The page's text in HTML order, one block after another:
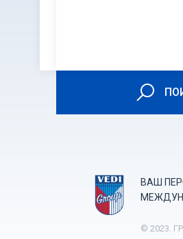
ВАШ
© 2023.